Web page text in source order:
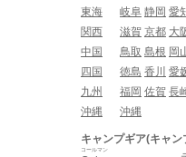
東海
岐阜 静岡 愛
関西
滋賀 京都 大
中国
鳥取 島根 岡
四国
徳島 香川 愛
九州
福岡 佐賀 長
沖縄
沖縄
キャンプギア(キャ
コールマン